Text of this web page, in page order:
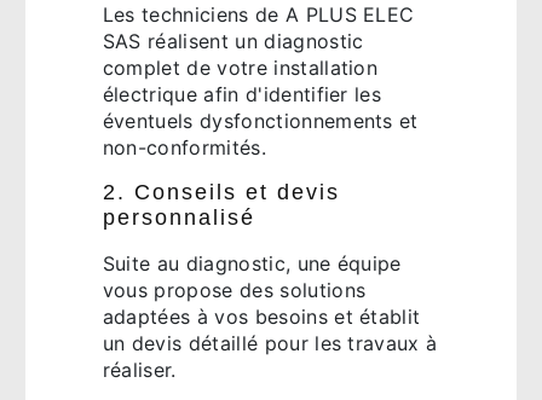
Les techniciens de A PLUS ELEC
SAS réalisent un diagnostic
complet de votre installation
électrique afin d'identifier les
éventuels dysfonctionnements et
non-conformités.
2. Conseils et devis
personnalisé
Suite au diagnostic, une équipe
vous propose des solutions
adaptées à vos besoins et établit
un devis détaillé pour les travaux à
réaliser.